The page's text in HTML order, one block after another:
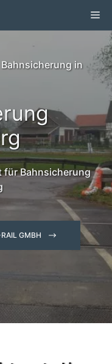
in
für Bahnsicherung
GMBH